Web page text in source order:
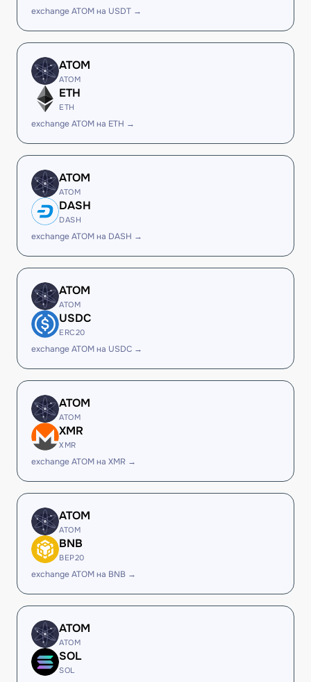
exchange ATOM на USDT →
ATOM
ATOM
ETH
ETH
exchange ATOM на ETH →
ATOM
ATOM
DASH
DASH
exchange ATOM на DASH →
ATOM
ATOM
USDC
ERC20
exchange ATOM на USDC →
ATOM
ATOM
XMR
XMR
exchange ATOM на XMR →
ATOM
ATOM
BNB
BEP20
exchange ATOM на BNB →
ATOM
ATOM
SOL
SOL